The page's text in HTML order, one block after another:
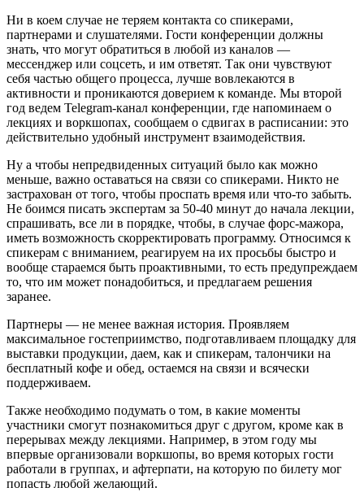
Ни в коем случае не теряем контакта со спикерами,
партнерами и слушателями. Гости конференции должны
знать, что могут обратиться в любой из каналов —
мессенджер или соцсеть, и им ответят. Так они чувствуют
себя частью общего процесса, лучше вовлекаются в
активности и проникаются доверием к команде. Мы второй
год ведем Telegram-канал конференции, где напоминаем о
лекциях и воркшопах, сообщаем о сдвигах в расписании: это
действительно удобный инструмент взаимодействия.
Ну а чтобы непредвиденных ситуаций было как можно
меньше, важно оставаться на связи со спикерами. Никто не
застрахован от того, чтобы проспать время или что-то забыть.
Не боимся писать экспертам за 50-40 минут до начала лекции,
спрашивать, все ли в порядке, чтобы, в случае форс-мажора,
иметь возможность скорректировать программу. Относимся к
спикерам с вниманием, реагируем на их просьбы быстро и
вообще стараемся быть проактивными, то есть предупреждаем
то, что им может понадобиться, и предлагаем решения
заранее.
Партнеры — не менее важная история. Проявляем
максимальное гостеприимство, подготавливаем площадку для
выставки продукции, даем, как и спикерам, талончики на
бесплатный кофе и обед, остаемся на связи и всячески
поддерживаем.
Также необходимо подумать о том, в какие моменты
участники смогут познакомиться друг с другом, кроме как в
перерывах между лекциями. Например, в этом году мы
впервые организовали воркшопы, во время которых гости
работали в группах, и афтерпати, на которую по билету мог
попасть любой желающий.